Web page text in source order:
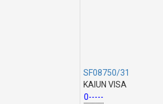
SF08750/31
KAIUN VISA
0-----